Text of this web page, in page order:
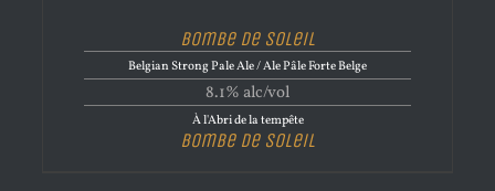
Bombe de Soleil
Belgian Strong Pale Ale / Ale Pâle Forte Belge
8.1% alc/vol
À l'Abri de la tempête
Bombe de Soleil